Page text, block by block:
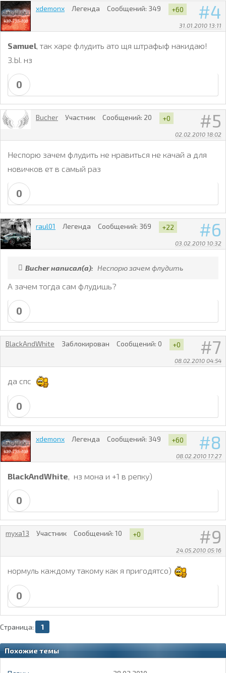
4
31.01.2010 13:11
xdemonx Легенда Сообщений: 349 +60
Samuel, так харе флудить ато щя штрафыф накидаю!
З.Ы. нз
0
5
02.02.2010 18:02
Bucher Участник Сообщений: 20 +0
Неспорю зачем флудить не нравиться не качай а для
новичков ет в самый раз
0
6
03.02.2010 10:32
raul01 Легенда Сообщений: 369 +22
Bucher написал(а): Неспорю зачем флудить
А зачем тогда сам флудишь?
0
7
08.02.2010 04:54
BlackAndWhite Заблокирован Сообщений: 0 +0
да спс
0
8
08.02.2010 17:27
xdemonx Легенда Сообщений: 349 +60
BlackAndWhite , нз мона и +1 в репку)
0
9
24.05.2010 05:16
myxa13 Участник Сообщений: 10 +0
нормуль каждому такому как я пригодятсо)
0
Страница: 1
Похожие темы